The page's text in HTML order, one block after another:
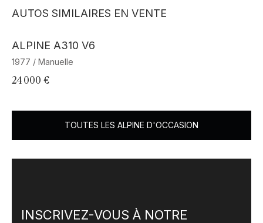
AUTOS SIMILAIRES EN VENTE
ALPINE A310 V6
1977 / Manuelle
24 000 €
TOUTES LES ALPINE D'OCCASION
INSCRIVEZ-VOUS À NOTRE